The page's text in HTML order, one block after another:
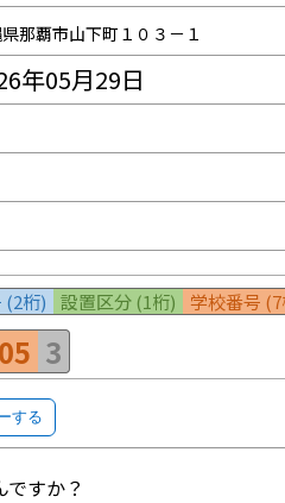
那覇市山下町１０３－１
年05月29日
(2桁) 設置区分 (1桁) 学校番号
3
する
ですか？